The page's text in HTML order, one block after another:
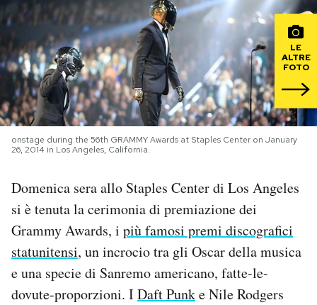
Economia
Altrecose
Mondiali calcio 2026
PODCAST
NEWSLETTER
I MIEI PREFERITI
SHOP
CALENDARIO
LE
ALTRE
FOTO
onstage during the 56th GRAMMY Awards at Staples Center on January
26, 2014 in Los Angeles, California.
Domenica sera allo Staples Center di Los Angeles
si è tenuta la cerimonia di premiazione dei
Grammy Awards, i più famosi premi discografici
statunitensi, un incrocio tra gli Oscar della musica
e una specie di Sanremo americano, fatte-le-
dovute-proporzioni. IDaft Punke Nile Rodgers